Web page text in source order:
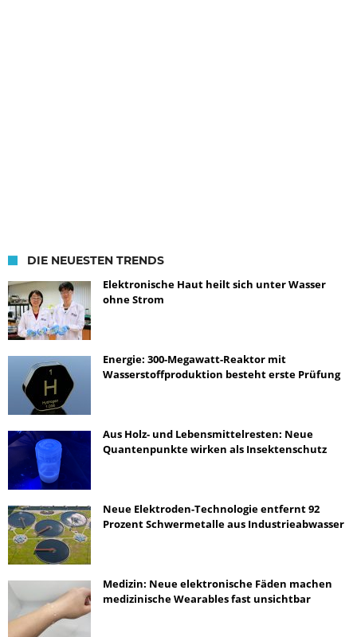
DIE NEUESTEN TRENDS
Elektronische Haut heilt sich unter Wasser
ohne Strom
Energie: 300-Megawatt-Reaktor mit
Wasserstoffproduktion besteht erste Prüfung
Aus Holz- und Lebensmittelresten: Neue
Quantenpunkte wirken als Insektenschutz
Neue Elektroden-Technologie entfernt 92
Prozent Schwermetalle aus Industrieabwasser
Medizin: Neue elektronische Fäden machen
medizinische Wearables fast unsichtbar